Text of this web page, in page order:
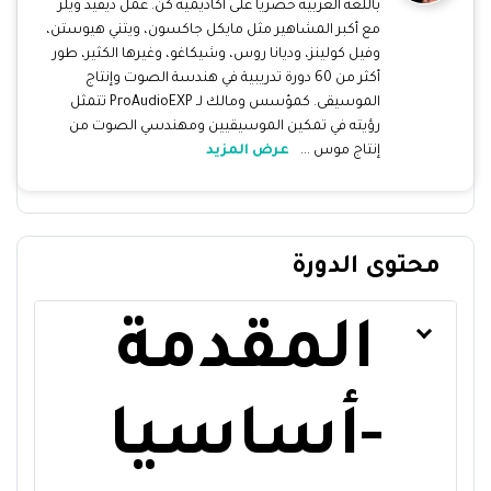
باللغة العربية حصريا على أكاديمية كن. عمل ديفيد ويلز
مع أكبر المشاهير مثل مايكل جاكسون، ويتني هيوستن،
وفيل كولينز، وديانا روس، وشيكاغو، وغيرها الكثير، طور
أكثر من 60 دورة تدريبية في هندسة الصوت وإنتاج
الموسيقى. كمؤسس ومالك لـ ProAudioEXP تتمثل
رؤيته في تمكين الموسيقيين ومهندسي الصوت من
إنتاج موس ...
عرض المزيد
محتوى الدورة
المقدمة
-أساسيا